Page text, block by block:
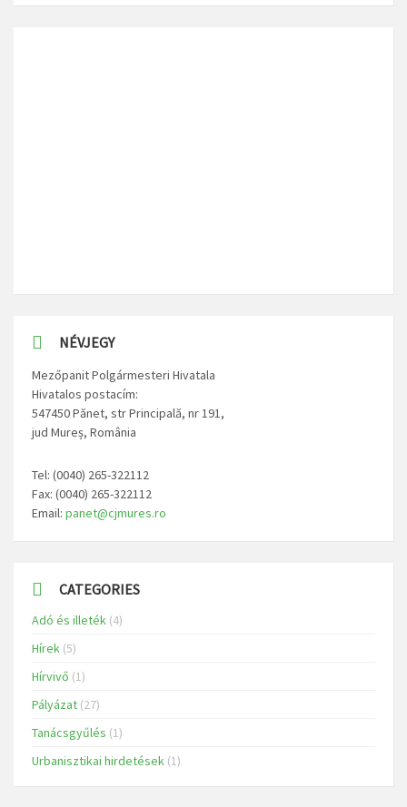
NÉVJEGY
Mezőpanit Polgármesteri Hivatala
Hivatalos postacím:
547450 Pănet, str Principală, nr 191,
jud Mureș, România
Tel: (0040) 265-322112
Fax: (0040) 265-322112
Email: panet@cjmures.ro
CATEGORIES
Adó és illeték (4)
Hírek (5)
Hírvivő (1)
Pályázat (27)
Tanácsgyűlés (1)
Urbanisztikai hirdetések (1)